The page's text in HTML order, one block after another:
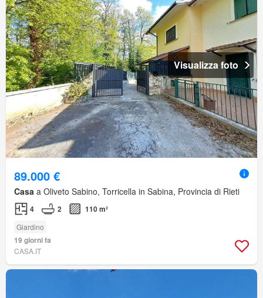
Visualizza foto
89.000 €
Casa a Oliveto Sabino, Torricella in Sabina, Provincia di Rieti
4 2 110 m²
Giardino
19 giorni fa
CASA.IT